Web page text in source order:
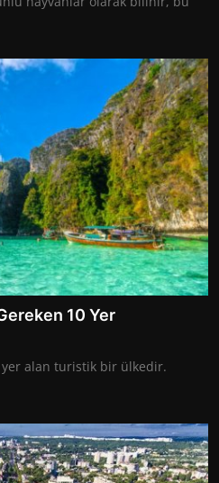
10 Yer
alan turistik bir ülkedir.